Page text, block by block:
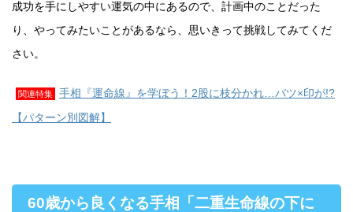
成功を手にしやすい運気の中にあるので、計画中のことだった
り、やってみたいことがあるなら、思いきって挑戦してみてくだ
さい。
関連特集
手相『運命線』を学ぼう！2股に枝分かれ…バツ×印が!?
【パターン別図解】
60歳から良くなる手相「二重生命線の下に